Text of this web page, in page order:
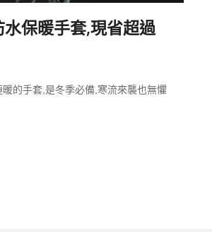
保暖手套,現省超過
的手套,是冬季必備,寒流來襲也無懼